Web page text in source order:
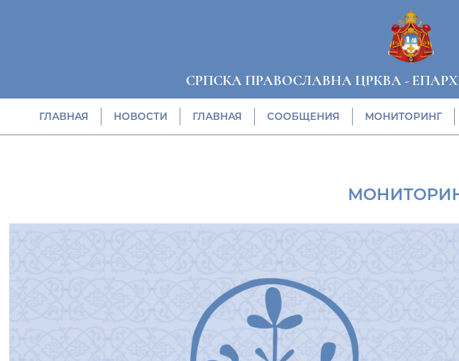
СРПСКА ПРАВОСЛАВНА ЦРКВА-
ГЛАВНАЯ НОВОСТИ ГЛАВНАЯ СООБЩЕНИЯ МОНИТОРИНГ
ПОНУДА